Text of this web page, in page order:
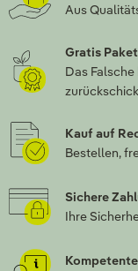
Aus
Gratis
Das
Kauf auf
Bestellen,
Sichere
Ihre